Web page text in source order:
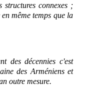
structures connexes ;
même temps que la
des décennies c'est
des Arméniens et
outre mesure.